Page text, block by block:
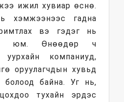
ижил хувиар өснө.
хэмжээнээс гадна
вэ гэдэг нь
юм. Өнөөдөр ч
компаниуд,
оруулагчдын хувьд
болоод байна. Уг нь,
тухайн эрдэс